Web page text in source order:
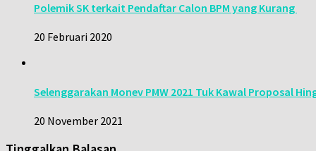
Polemik SK terkait Pendaftar Calon BPM yang Kurang
20 Februari 2020
Selenggarakan Monev PMW 2021 Tuk Kawal Proposal
20 November 2021